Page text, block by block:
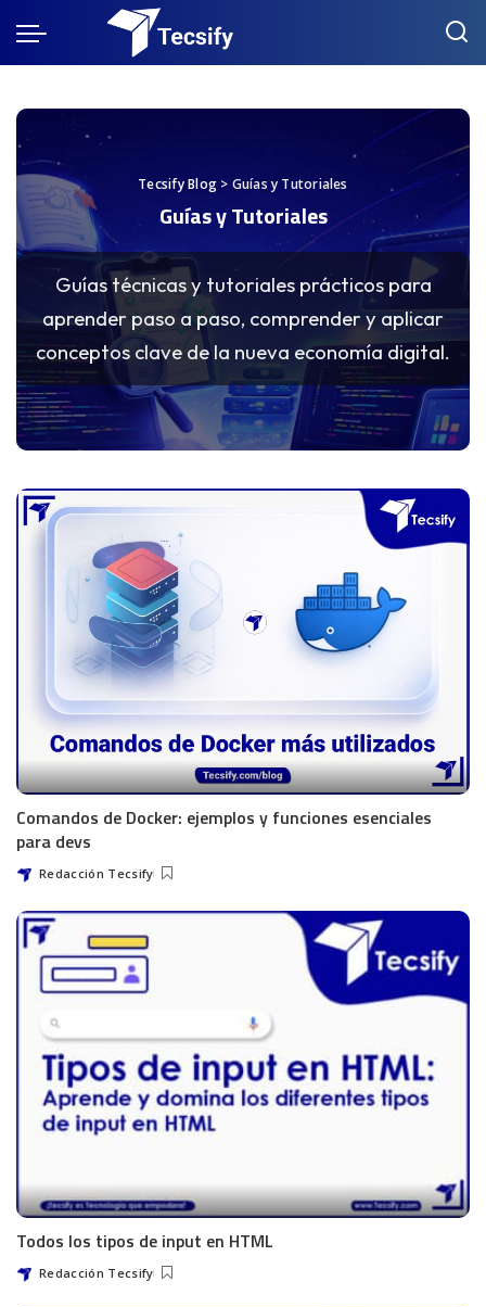
Tecsify Blog> Guías y Tutoriales
Guías y Tutoriales
Guías técnicas y tutoriales prácticos para
aprender paso a paso, comprender y aplicar
conceptos clave de la nueva economía digital.
Comandos de Docker: ejemplos y funciones esenciales
para devs
Redacción Tecsify
Todos los tipos de input en HTML
Redacción Tecsify